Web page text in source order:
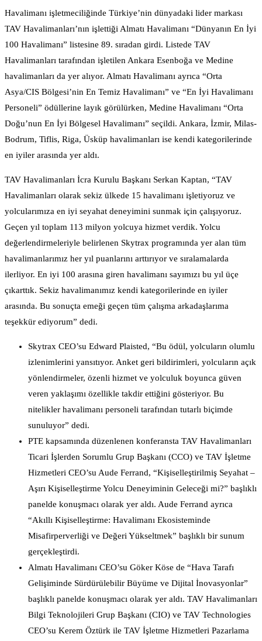
Havalimanı işletmeciliğinde Türkiye’nin dünyadaki lider markası
TAV Havalimanları’nın işlettiği Almatı Havalimanı “Dünyanın En İyi
100 Havalimanı” listesine 89. sıradan girdi. Listede TAV
Havalimanları tarafından işletilen Ankara Esenboğa ve Medine
havalimanları da yer alıyor. Almatı Havalimanı ayrıca “Orta
Asya/CIS Bölgesi’nin En Temiz Havalimanı” ve “En İyi Havalimanı
Personeli” ödüllerine layık görülürken, Medine Havalimanı “Orta
Doğu’nun En İyi Bölgesel Havalimanı” seçildi. Ankara, İzmir, Milas-
Bodrum, Tiflis, Riga, Üsküp havalimanları ise kendi kategorilerinde
en iyiler arasında yer aldı.
TAV Havalimanları İcra Kurulu Başkanı Serkan Kaptan, “TAV
Havalimanları olarak sekiz ülkede 15 havalimanı işletiyoruz ve
yolcularımıza en iyi seyahat deneyimini sunmak için çalışıyoruz.
Geçen yıl toplam 113 milyon yolcuya hizmet verdik. Yolcu
değerlendirmeleriyle belirlenen Skytrax programında yer alan tüm
havalimanlarımız her yıl puanlarını arttırıyor ve sıralamalarda
ilerliyor. En iyi 100 arasına giren havalimanı sayımızı bu yıl üçe
çıkarttık. Sekiz havalimanımız kendi kategorilerinde en iyiler
arasında. Bu sonuçta emeği geçen tüm çalışma arkadaşlarıma
teşekkür ediyorum” dedi.
Skytrax CEO’su Edward Plaisted, “Bu ödül, yolcuların olumlu
izlenimlerini yansıtıyor. Anket geri bildirimleri, yolcuların açık
yönlendirmeler, özenli hizmet ve yolculuk boyunca güven
veren yaklaşımı özellikle takdir ettiğini gösteriyor. Bu
nitelikler havalimanı personeli tarafından tutarlı biçimde
sunuluyor” dedi.
PTE kapsamında düzenlenen konferansta TAV Havalimanları
Ticari İşlerden Sorumlu Grup Başkanı (CCO) ve TAV İşletme
Hizmetleri CEO’su Aude Ferrand, “Kişiselleştirilmiş Seyahat –
Aşırı Kişiselleştirme Yolcu Deneyiminin Geleceği mi?” başlıklı
panelde konuşmacı olarak yer aldı. Aude Ferrand ayrıca
“Akıllı Kişiselleştirme: Havalimanı Ekosisteminde
Misafirperverliği ve Değeri Yükseltmek” başlıklı bir sunum
gerçekleştirdi.
Almatı Havalimanı CEO’su Göker Köse de “Hava Tarafı
Gelişiminde Sürdürülebilir Büyüme ve Dijital İnovasyonlar”
başlıklı panelde konuşmacı olarak yer aldı. TAV Havalimanları
Bilgi Teknolojileri Grup Başkanı (CIO) ve TAV Technologies
CEO’su Kerem Öztürk ile TAV İşletme Hizmetleri Pazarlama